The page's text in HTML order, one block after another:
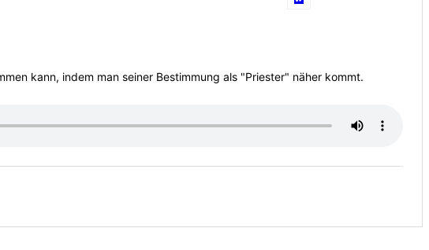
kann, indem man seiner Bestimmung als "Priester" näher kommt.